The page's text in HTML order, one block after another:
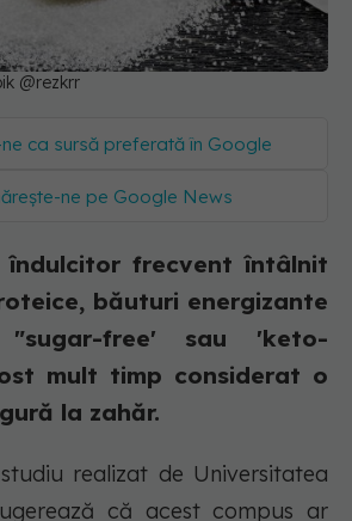
@rezkrr
ca sursă preferată în Google
ne pe Google News
îndulcitor frecvent întâlnit
băuturi energizante
free' sau 'keto-
mult timp considerat o
la zahăr.
realizat de Universitatea
că acest compus ar